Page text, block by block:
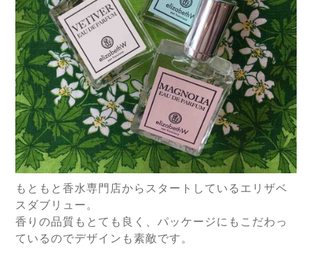
もともと香水専門店からスタートしているエリザベ
スダブリュー。
香りの品質もとても良く、パッケージにもこだわっ
ているのでデザインも素敵です。